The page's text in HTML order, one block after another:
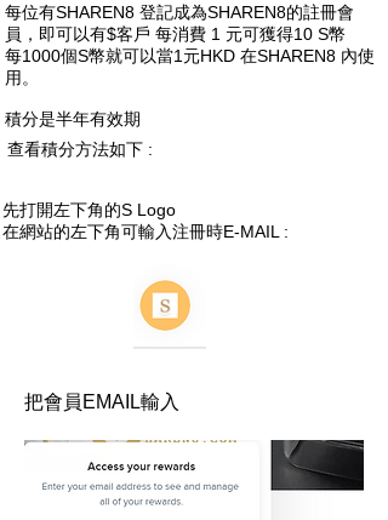
每位有SHAREN8 登記成為SHAREN8的註冊會
員，即可以有$客戶 每消費 1 元可獲得10 S幣
每1000個S幣就可以當1元HKD 在SHAREN8 內使
用。
積分是半年有效期
查看積分方法如下 :
先打開左下角的S Logo
在網站的左下角可輸入注冊時E-MAIL :
把會員EMAIL輸入